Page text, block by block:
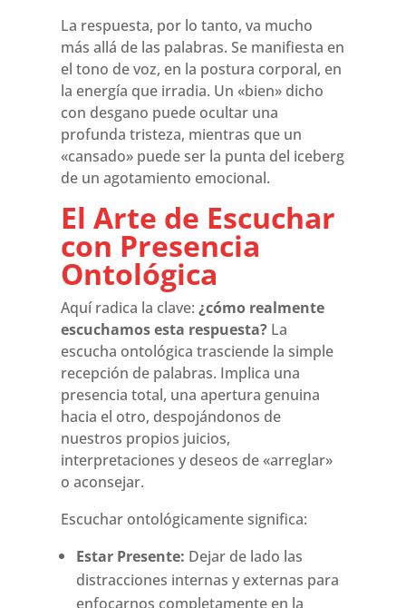
La respuesta, por lo tanto, va mucho
más allá de las palabras. Se manifiesta en
el tono de voz, en la postura corporal, en
la energía que irradia. Un «bien» dicho
con desgano puede ocultar una
profunda tristeza, mientras que un
«cansado» puede ser la punta del iceberg
de un agotamiento emocional.
El Arte de Escuchar
con Presencia
Ontológica
Aquí radica la clave:¿cómo realmente
escuchamos esta respuesta? La
escucha ontológica trasciende la simple
recepción de palabras. Implica una
presencia total, una apertura genuina
hacia el otro, despojándonos de
nuestros propios juicios,
interpretaciones y deseos de «arreglar»
o aconsejar.
Escuchar ontológicamente significa:
Estar Presente: Dejar de lado las
distracciones internas y externas para
enfocarnos completamente en la